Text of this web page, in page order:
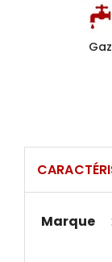
Gaz
Marque :